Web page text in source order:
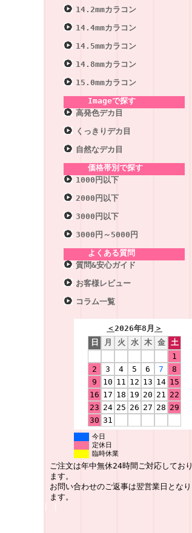
14.2mmカラコン
14.4mmカラコン
14.5mmカラコン
14.8mmカラコン
15.0mmカラコン
Imageで探す
高発色デカ目
くっきりデカ目
自然なデカ目
価格帯別で探す
1000円以下
2000円以下
3000円以下
3000円～5000円
よくある質問
質問&安心ガイド
お客様レビュー
コラム一覧
＜2026年8月 ＞
日
月 火 水 木 金
土
1
2
3 4 5 6 7
8
9
10 11 12 13 14 15
16 17 18 19 20 21 22
23 24 25 26 27 28 29
30 31
今日
定休日
臨時休業
ご注文は年中無休24時間ご対応しており
ます。
お問い合わせのご返事は翌営業日となり
ます。